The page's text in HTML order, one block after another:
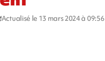
Actualisé le 13 mars 2024 à 09:56